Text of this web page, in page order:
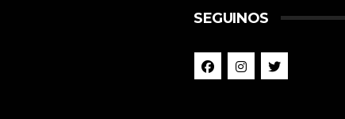
SEGUINOS